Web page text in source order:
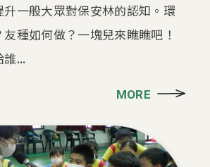
一般大眾對保安林的認知。環
種如何做？一塊兒來瞧瞧吧！
...
MORE